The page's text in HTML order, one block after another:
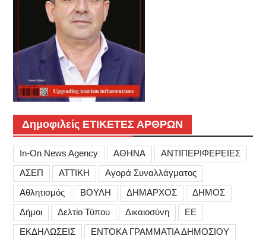
Δημοφιλείς ΕΤΙΚΕΤΕΣ ΑΡΘΡΩΝ
In-On News Agency ΑΘΗΝΑ
ΑΝΤΙΠΕΡΙΦΕΡΕΙΕΣ
ΑΣΕΠ
ΑΤΤΙΚΗ
Αγορά Συναλλάγματος
Αθλητισμός
ΒΟΥΛΗ ΔΗΜΑΡΧΟΣ
ΔΗΜΟΣ
Δήμοι
Δελτίο Τύπου Δικαιοσύνη
ΕΕ
ΕΚΔΗΛΩΣΕΙΣ
ΕΝΤΟΚΑ ΓΡΑΜΜΑΤΙΑ ΔΗΜΟΣΙΟΥ